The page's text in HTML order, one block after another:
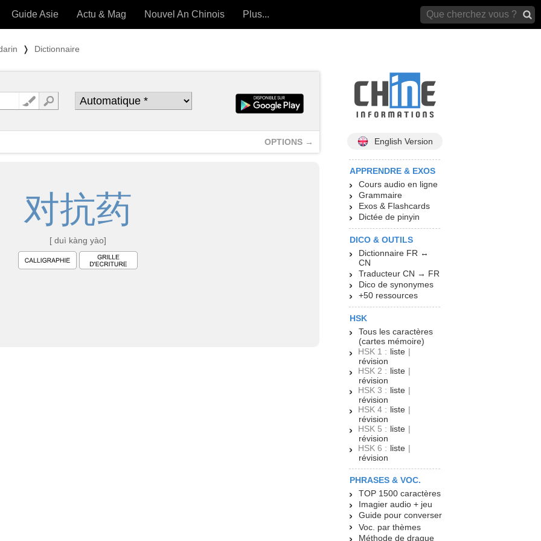
OUTILS) »
Guide Asie Actu & Mag Nouvel An Chinois Plus...
❭ Dictionnaire
OPTIONS →
对抗药
[ duì kàng yào]
English Version
APPRENDRE & EXOS
Cours audio en ligne
Grammaire
Exos & Flashcards
Dictée de pinyin
DICO & OUTILS
Dictionnaire FR ↔
CN
Traducteur CN → FR
Dico de synonymes
+50 ressources
HSK
Tous les caractères
(cartes mémoire)
HSK 1 : liste |
révision
HSK 2 : liste |
révision
HSK 3 : liste |
révision
HSK 4 : liste |
révision
HSK 5 : liste |
révision
HSK 6 : liste |
révision
PHRASES & VOC.
TOP 1500 caractères
Imagier audio + jeu
Guide pour converser
Voc. par thèmes
Méthode de drague